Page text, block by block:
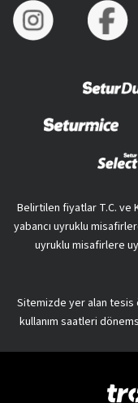
Belirtilen fiyatlar T.C. ve
yabancı uyruklu
uyruklu misafirlere
Sitemizde yer alan tesis
kullanım saatleri